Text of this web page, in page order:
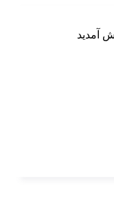
آمدید